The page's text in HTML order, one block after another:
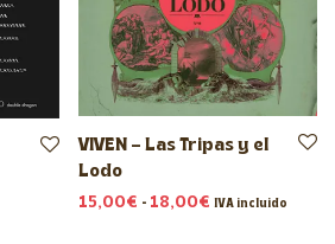
VIVEN – Las Tripas y el
Lodo
15,00€ - 18,00€ Rango de
IVA incluido